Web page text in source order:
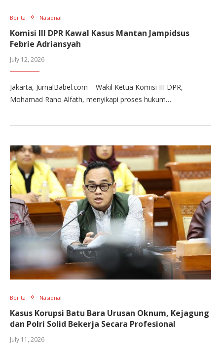
Berita Nasional
Komisi III DPR Kawal Kasus Mantan Jampidsus
Febrie Adriansyah
July 12, 2026
Jakarta, JurnalBabel.com – Wakil Ketua Komisi III DPR,
Mohamad Rano Alfath, menyikapi proses hukum…
Berita Nasional
Kasus Korupsi Batu Bara Urusan Oknum, Kejagung
dan Polri Solid Bekerja Secara Profesional
July 11, 2026